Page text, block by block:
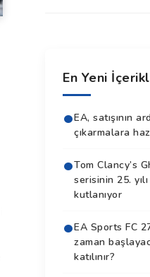
En Yeni
EA, satışının
çıkarmalara
Tom Clancy’s
serisinin 25.
kutlanıyor
EA Sports FC
zaman
katılınır?